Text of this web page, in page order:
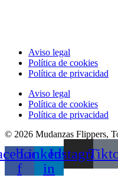
Aviso legal
Política de cookies
Política de privacidad
Aviso legal
Política de cookies
Política de privacidad
© 2026 Mudanzas Flippers,
f
Linkedin-
in
Instagram